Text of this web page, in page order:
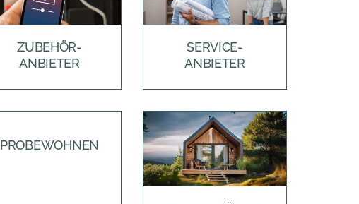
ZUBEHÖR-
ANBIETER
SERVICE-
ANBIETER
PROBEWOHNEN